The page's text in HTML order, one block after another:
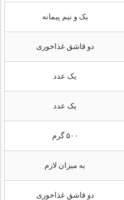
یک و نیم پیمانه
دو قاشق غذاخوری
یک عدد
یک عدد
۵۰۰ گرم
به میزان لازم
دو قاشق غذاخوری